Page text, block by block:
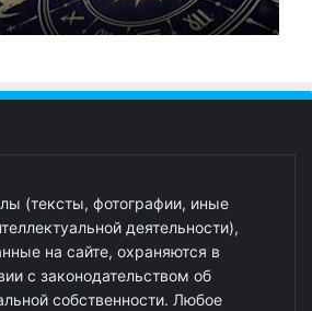
(тексты, фотографии, иные
деятельности),
на сайте, охраняются в
с законодательством об
собственности. Любое